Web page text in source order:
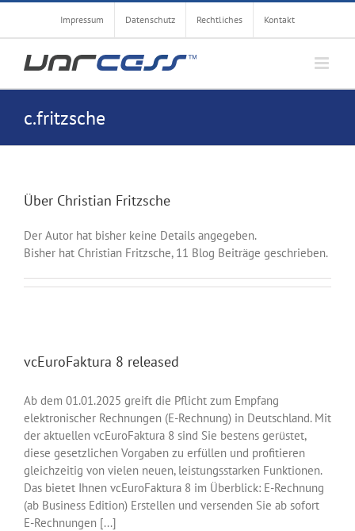
Zum
springen
Impressum Datenschutz Rechtliches Kontakt
c.fritzsche
Über Christian Fritzsche
Der Autor hat bisher keine Details angegeben.
Bisher hat Christian Fritzsche, 11 Blog Beiträge geschrieben.
vcEuroFaktura 8 released
Ab dem 01.01.2025 greift die Pflicht zum Empfang
elektronischer Rechnungen (E-Rechnung) in Deutschland. Mit
der aktuellen vcEuroFaktura 8 sind Sie bestens gerüstet,
diese gesetzlichen Vorgaben zu erfüllen und profitieren
gleichzeitig von vielen neuen, leistungsstarken Funktionen.
Das bietet Ihnen vcEuroFaktura 8 im Überblick: E-Rechnung
(ab Business Edition) Erstellen und versenden Sie ab sofort
E-Rechnungen [...]